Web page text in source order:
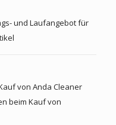
und Laufangebot für
von Anda Cleaner
beim Kauf von